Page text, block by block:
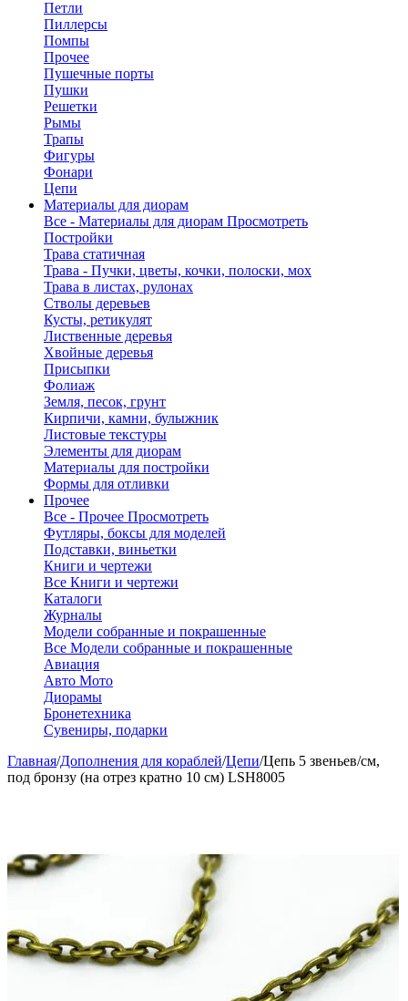
Петли
Пиллерсы
Помпы
Прочее
Пушечные порты
Пушки
Решетки
Рымы
Трапы
Фигуры
Фонари
Цепи
Материалы для диорам
Все - Материалы для диорам Просмотреть
Постройки
Трава статичная
Трава - Пучки, цветы, кочки, полоски, мох
Трава в листах, рулонах
Стволы деревьев
Кусты, ретикулят
Лиственные деревья
Хвойные деревья
Присыпки
Фолиаж
Земля, песок, грунт
Кирпичи, камни, булыжник
Листовые текстуры
Элементы для диорам
Материалы для постройки
Формы для отливки
Прочее
Все - Прочее Просмотреть
Футляры, боксы для моделей
Подставки, виньетки
Книги и чертежи
Все Книги и чертежи
Каталоги
Журналы
Модели собранные и покрашенные
Все Модели собранные и покрашенные
Авиация
Авто Мото
Диорамы
Бронетехника
Сувениры, подарки
Главная/Дополнения для кораблей/Цепи/Цепь 5 звеньев/см,
под бронзу (на отрез кратно 10 см) LSH8005